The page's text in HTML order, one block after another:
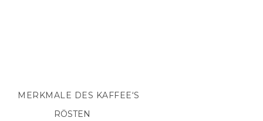
MERKMALE DES KAFFEE‘S
RÖSTEN